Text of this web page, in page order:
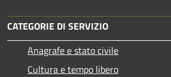
CATEGORIE DI SERVIZIO
Anagrafe e stato civile
Cultura e tempo libero